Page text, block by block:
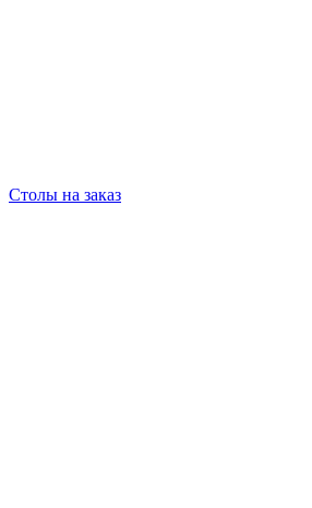
Столы на заказ